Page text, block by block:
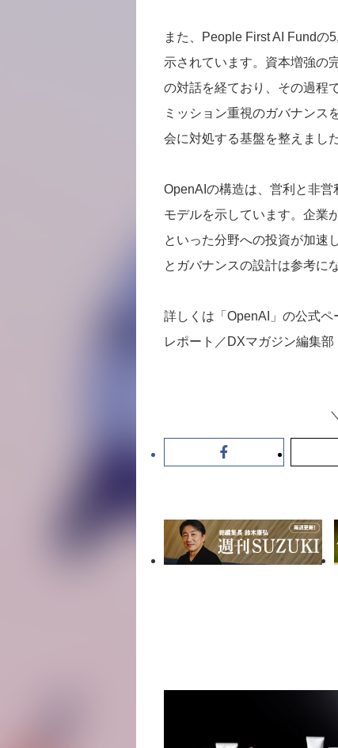
また、People First AI Fundの
示されています。資本増強の
の対話を経ており、その過程
ミッション重視のガバナンス
会に対処する基盤を整えました
OpenAIの構造は、営利と非
モデルを示しています。企業
といった分野への投資が加速
とガバナンスの設計は参考に
詳しくは「OpenAI」の公式ペ
レポート／DXマガジン編集